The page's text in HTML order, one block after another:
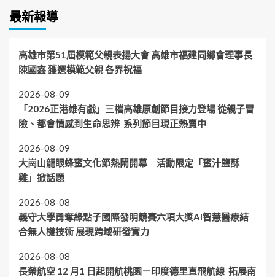
最新報導
高雄市第51屆模範父親表揚大會 高雄市福建同鄉會理事長
陳國鑫 獲選模範父親 各界祝福
2026-08-09
「2026正港雄有戲」三檔高雄原創節目接力登場 從親子冒
險、都會情感到生命思辨 系列節目現正熱賣中
2026-08-09
大崗山龍眼蜂蜜文化節熱鬧開幕 活動限定「蜜汁鹽酥
雞」掀話題
2026-08-08
義守大學勇奪綠點子國際發明競賽六項大獎AI智慧醫療結
合無人機技術 展現跨域研發實力
2026-08-08
長榮航空 12 月1 日起開航桃園－印度德里直飛航線 拓展南